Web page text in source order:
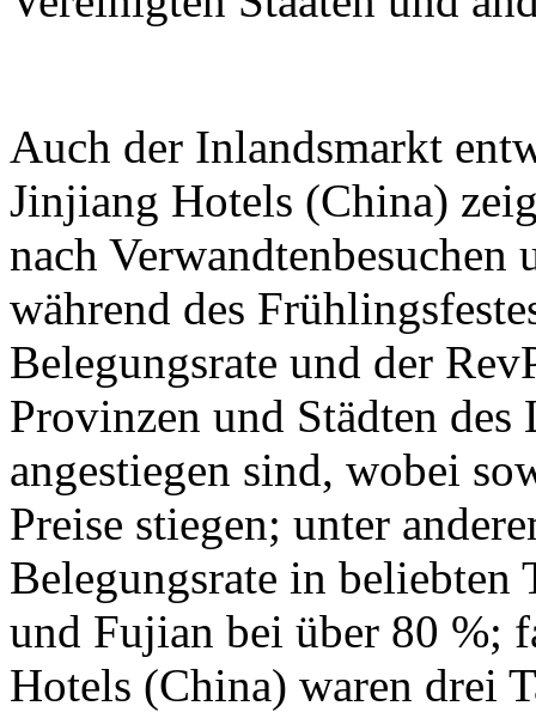
Auch der Inlandsmarkt
Jinjiang Hotels (China)
nach Verwandtenbesuchen
während des
Belegungsrate und der
Provinzen und Städten
angestiegen sind, wobei
Preise stiegen; unter
Belegungsrate in
und Fujian bei über 80 %;
Hotels (China) waren drei